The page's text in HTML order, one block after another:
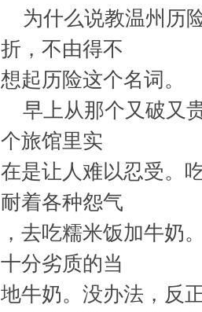
为什么说教温州历
折，不由得不
想起历险这个名词。
早上从那个又破又
个旅馆里实
在是让人难以忍受。
耐着各种怨气
，去吃糯米饭加牛奶
十分劣质的当
地牛奶。没办法，反